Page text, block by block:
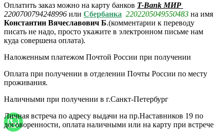
Оплатить заказ можно на карту банков T-Bank МИР
2200700794248996 или Сбербанка 2202205049550483 на имя
Константин Вячеславович Б.(комментарии к переводу
писать не надо, просто укажите в электронном письме нам
куда совершена оплата).
Наложенным платежом Почтой России при получении
Оплата при получении в отделении Почты России по месту
проживания.
Наличными при получении в г.Санкт-Петербург
Личная встреча по адресу выдачи на пр.Наставников 19 по
договоренности, оплата наличными или на карту при встрече